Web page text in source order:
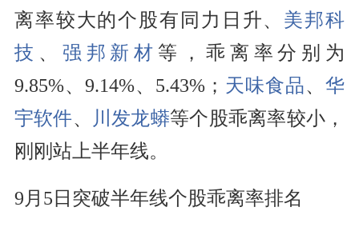
离率较大的个股有同力日升、 美邦科
技 、 强邦新材 等，乖离率分别为
9.85%、9.14%、5.43%； 天味食品、华
宇软件、 川发龙蟒等个股乖离率较小，
刚刚站上半年线。
9月5日突破半年线个股乖离率排名